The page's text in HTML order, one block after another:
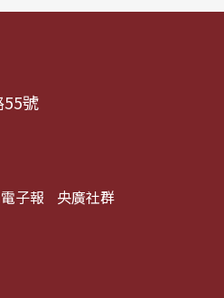
55號
子報 央廣社群